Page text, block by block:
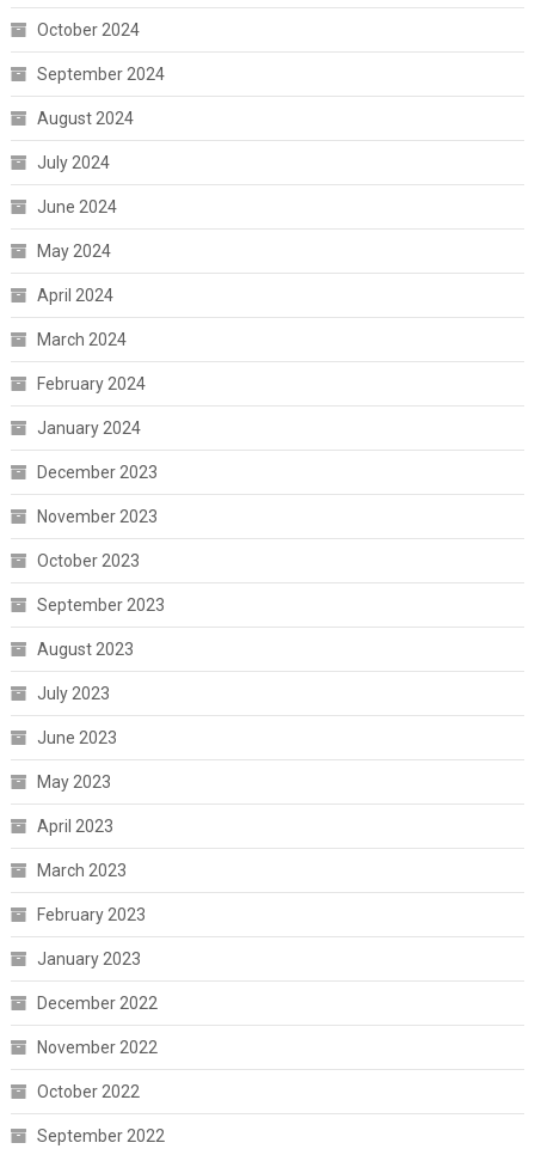
October 2024
September 2024
August 2024
July 2024
June 2024
May 2024
April 2024
March 2024
February 2024
January 2024
December 2023
November 2023
October 2023
September 2023
August 2023
July 2023
June 2023
May 2023
April 2023
March 2023
February 2023
January 2023
December 2022
November 2022
October 2022
September 2022